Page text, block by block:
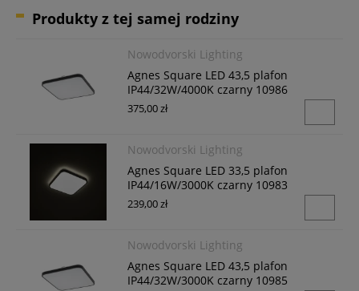
Produkty z tej samej rodziny
Nowodvorski Lighting
Agnes Square LED 43,5 plafon
IP44/32W/4000K czarny 10986
375,00 zł
Nowodvorski Lighting
Agnes Square LED 33,5 plafon
IP44/16W/3000K czarny 10983
239,00 zł
Nowodvorski Lighting
Agnes Square LED 43,5 plafon
IP44/32W/3000K czarny 10985